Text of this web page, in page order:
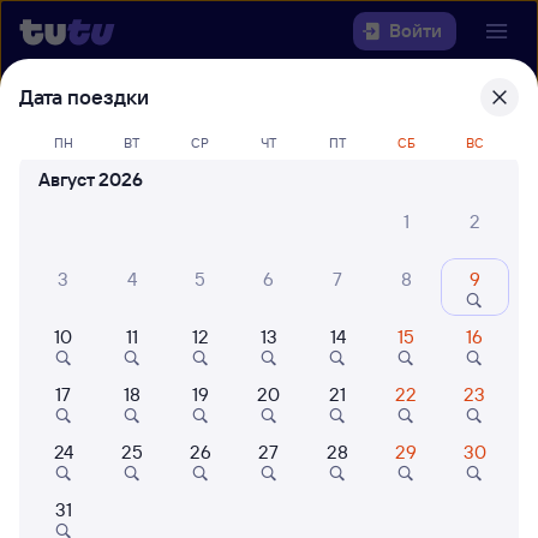
Войти
Выберите день, чтобы найти
билеты Петрозаводск-Пасс —
Белореченская
Куда
Когда
Кто едет
Найти поезда
Дата поездки
ПН ВТ СР ЧТ ПТ СБ ВС
Август 2026
1
2
3 4 5 6 7 8 9
10 11 12 13 14 15 16
17 18 19 20 21 22 23
24 25 26 27 28 29 30
31